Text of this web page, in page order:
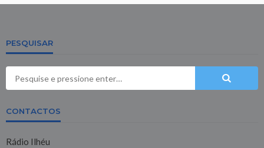
PESQUISAR
CONTACTOS
Rádio Ilhéu